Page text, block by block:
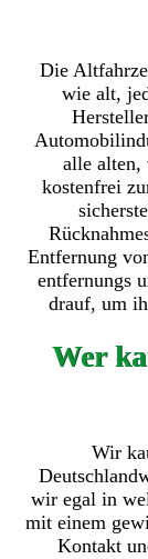
Die
wie alt,
alle alten,
kostenfrei
Entfernung
entfernungs
drauf, um
Wer
Wir
wir egal in
mit einem
Kontakt